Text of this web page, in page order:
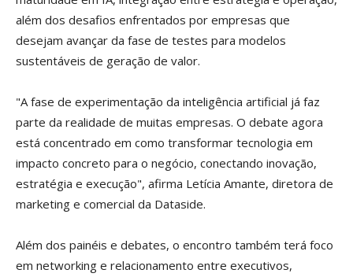
além dos desafios enfrentados por empresas que
desejam avançar da fase de testes para modelos
sustentáveis de geração de valor.
"A fase de experimentação da inteligência artificial já faz
parte da realidade de muitas empresas. O debate agora
está concentrado em como transformar tecnologia em
impacto concreto para o negócio, conectando inovação,
estratégia e execução", afirma Letícia Amante, diretora de
marketing e comercial da Dataside.
Além dos painéis e debates, o encontro também terá foco
em networking e relacionamento entre executivos,